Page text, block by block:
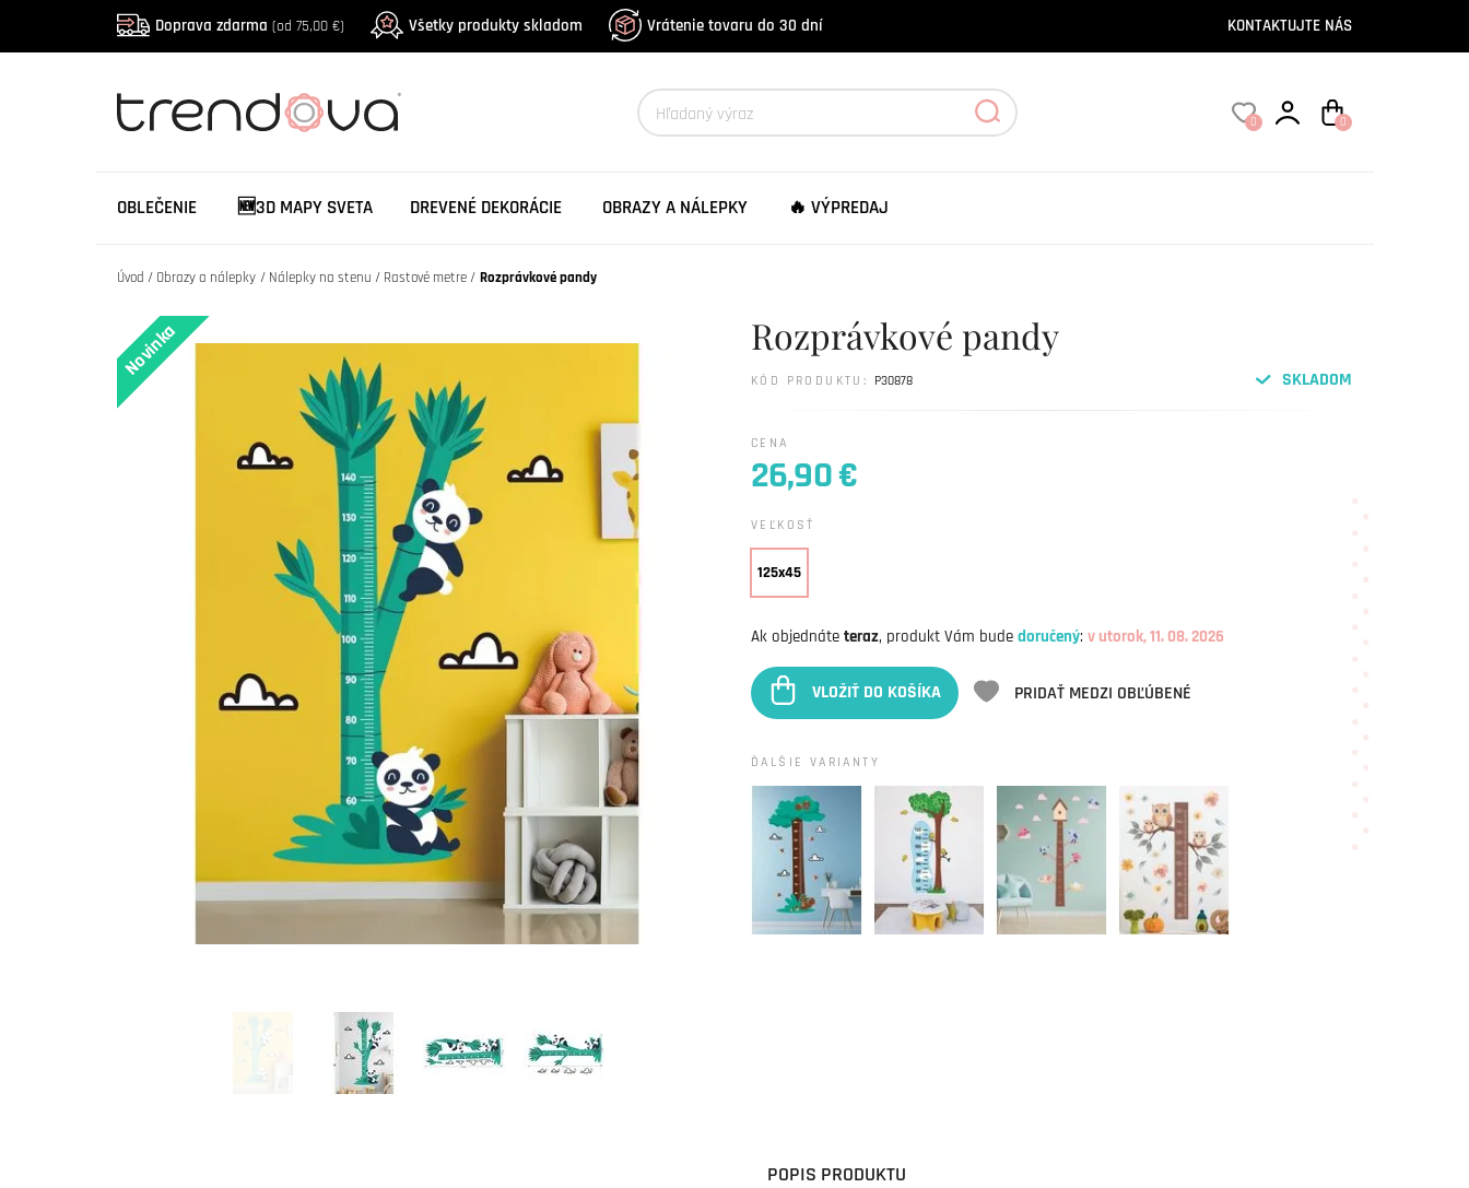
Doprava zdarma (od 75,00 €) Všetky produkty skladom Vrátenie tovaru do 30 dní KONTAKTUJTE NÁS
0 0
OBLEČENIE 🆕3D MAPY SVETA DREVENÉ DEKORÁCIE OBRAZY A NÁLEPKY 🔥 VÝPREDAJ
Úvod Obrazy a nálepky Nálepky na stenu Rastové metre Rozprávkové pandy
Novinka Rozprávkové pandy
SKLADOM
KÓD PRODUKTU: P30878
CENA
26,90 €
VEĽKOSŤ
125x45
Ak objednáte teraz, produkt Vám bude doručený: v utorok, 11. 08. 2026
VLOŽIŤ DO KOŠÍKA PRIDAŤ MEDZI OBĽÚBENÉ
ĎALŠIE VARIANTY
POPIS PRODUKTU